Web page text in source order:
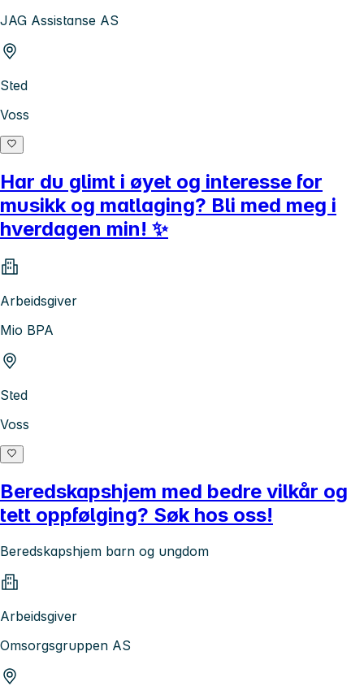
JAG Assistanse AS
Sted
Voss
Har du glimt i øyet og interesse for
musikk og matlaging? Bli med meg i
hverdagen min! ✨
Arbeidsgiver
Mio BPA
Sted
Voss
Beredskapshjem med bedre vilkår og
tett oppfølging? Søk hos oss!
Beredskapshjem barn og ungdom
Arbeidsgiver
Omsorgsgruppen AS